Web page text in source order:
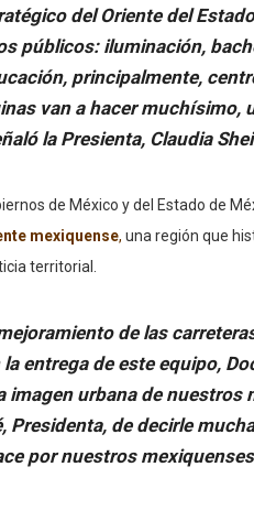
del Oriente del
públicos: iluminación,
principalmente,
van a hacer muchísimo,
la Presienta, Claudia
de México y del Estado de
mexiquense, una región que
territorial.
de las
entrega de este equipo,
imagen urbana de
Presidenta, de decirle
por nuestros